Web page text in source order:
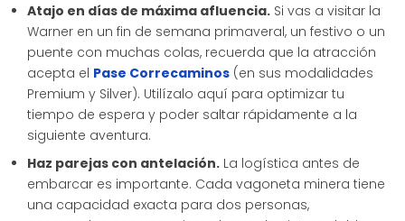
Atajo en días de máxima afluencia. Si vas a visitar la
Warner en un fin de semana primaveral, un festivo o un
puente con muchas colas, recuerda que la atracción
acepta el Pase Correcaminos (en sus modalidades
Premium y Silver). Utilízalo aquí para optimizar tu
tiempo de espera y poder saltar rápidamente a la
siguiente aventura.
Haz parejas con antelación. La logística antes de
embarcar es importante. Cada vagoneta minera tiene
una capacidad exacta para dos personas,